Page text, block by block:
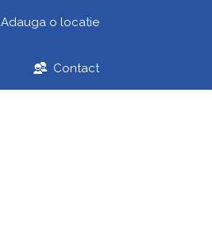
Adauga o locatie
Contact